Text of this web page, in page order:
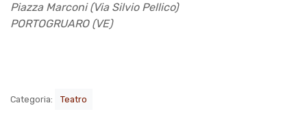
Piazza Marconi (Via Silvio Pellico)
PORTOGRUARO (VE)
Categoria: Teatro